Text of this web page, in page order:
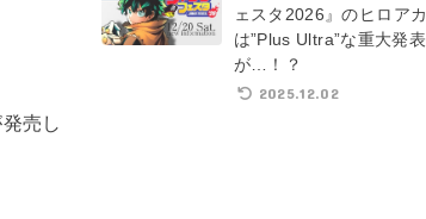
売し
ェスタ2026』のヒロアカ
は”Plus Ultra”な重大発表
が…！？
2025.12.02